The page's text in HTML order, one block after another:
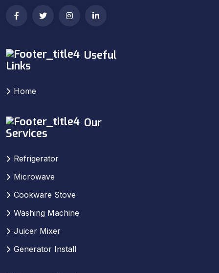
Useful
Links
Home
Our
Services
Refrigerator
Microwave
Cookware Stove
Washing Machine
Juicer Mixer
Generator Install